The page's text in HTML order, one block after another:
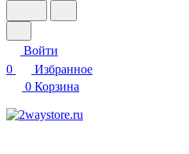
Войти
0
Избранное
0 Корзина